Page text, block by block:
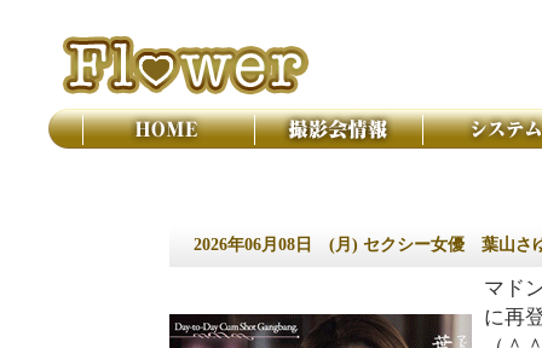
2026年06月08日 (月) セクシー女優 葉山さ
マド
に再